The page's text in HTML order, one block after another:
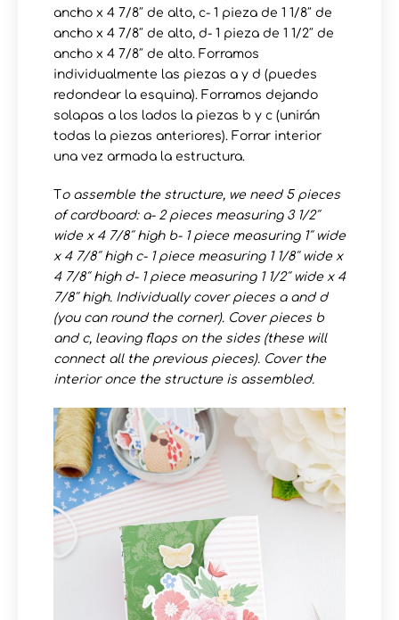
ancho x 4 7/8″ de alto, c- 1 pieza de 1 1/8″ de
ancho x 4 7/8″ de alto, d- 1 pieza de 1 1/2″ de
ancho x 4 7/8″ de alto. Forramos
individualmente las piezas a y d (puedes
redondear la esquina). Forramos dejando
solapas a los lados la piezas b y c (unirán
todas la piezas anteriores). Forrar interior
una vez armada la estructura.
o assemble the structure, we need 5 pieces
of cardboard: a- 2 pieces measuring 3 1/2″
wide x 4 7/8″ high b- 1 piece measuring 1″ wide
x 4 7/8″ high c- 1 piece measuring 1 1/8″ wide x
4 7/8″ high d- 1 piece measuring 1 1/2″ wide x 4
7/8″ high. Individually cover pieces a and d
(you can round the corner). Cover pieces b
and c, leaving flaps on the sides (these will
connect all the previous pieces). Cover the
interior once the structure is assembled.